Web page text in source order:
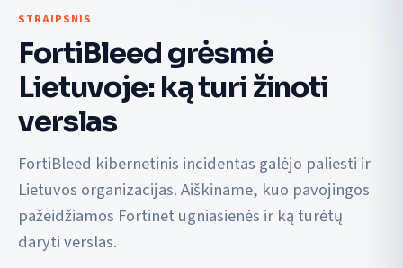
STRAIPSNIS
FortiBleed grėsmė
Lietuvoje: ką turi žinoti
verslas
FortiBleed kibernetinis incidentas galėjo paliesti ir
Lietuvos organizacijas. Aiškiname, kuo pavojingos
pažeidžiamos Fortinet ugniasienės ir ką turėtų
daryti verslas.